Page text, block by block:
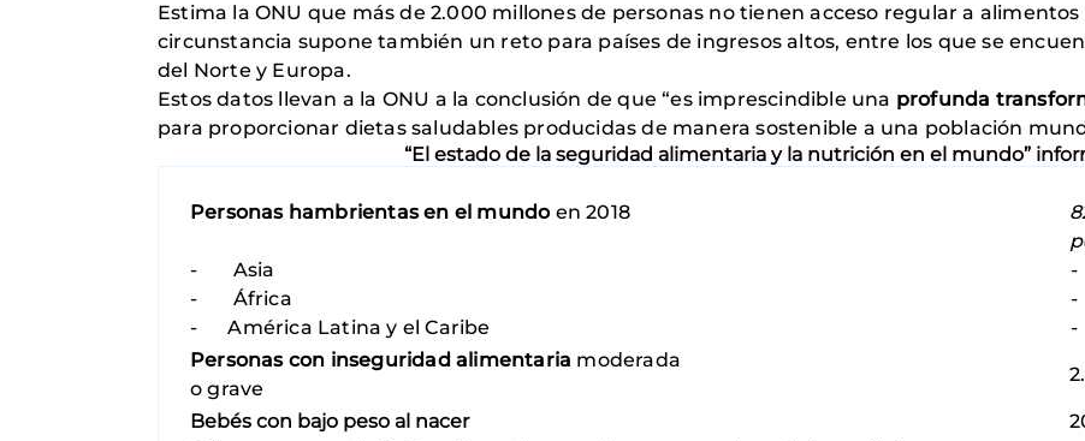
Estima la ONU que más de 2.000 millones de personas no tienen acceso regular a
circunstancia supone también un reto para países de ingresos altos, entre los que se
del Norte y Europa.
Estos datos llevan a la ONU a la conclusión de que “es imprescindible una profunda
para proporcionar dietas saludables producidas de manera sostenible a una población
“El estado de la seguridad alimentaria y la nutrición en el mundo”
Personas hambrientas en el mundoen 2018
- Asia
- África
- América Latina y el Caribe
-
-
-
Personas con inseguridad alimentaria moderada
o grave
Bebés con bajo peso al nacer